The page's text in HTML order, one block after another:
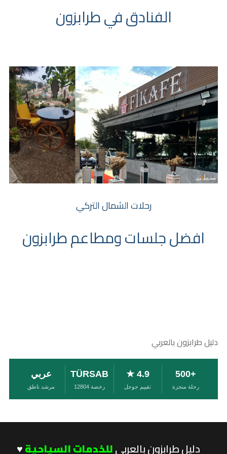
الفنادق في طرابزون
رحلات الشمال التركي
افضل جلسات ومطاعم طرابزون
دليل طرابزون بالعربي
+500
رحلة منجزة
4.9 ★
تقييم جوجل
TÜRSAB
رخصة 12804
عربي
مرشد ناطق
دليل طرابزون بالعربيللخدمات السياحية♥